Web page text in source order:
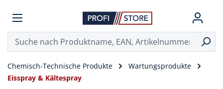
Chemisch-Technische Produkte
Wartungsprodukte
Eisspray & Kältespray